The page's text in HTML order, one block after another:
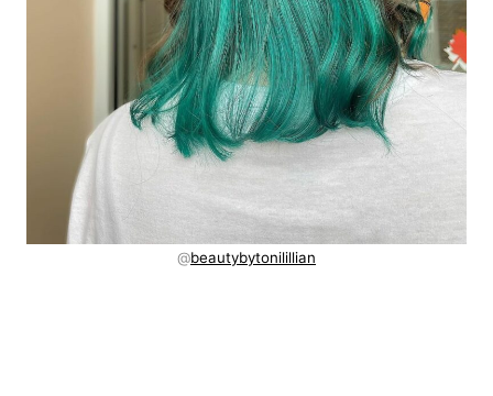
@beautybytonilillian